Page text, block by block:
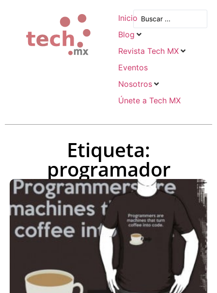
Inicio
Blog
Revista Tech MX
Eventos
Nosotros
Únete a Tech MX
Etiqueta:
programador